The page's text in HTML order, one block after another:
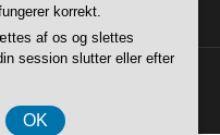
korrekt.
af os og slettes
session slutter eller efter
OK